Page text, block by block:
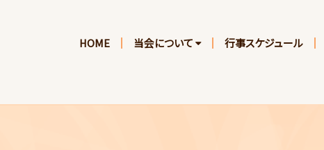
HOME 当会について 行事スケジュール